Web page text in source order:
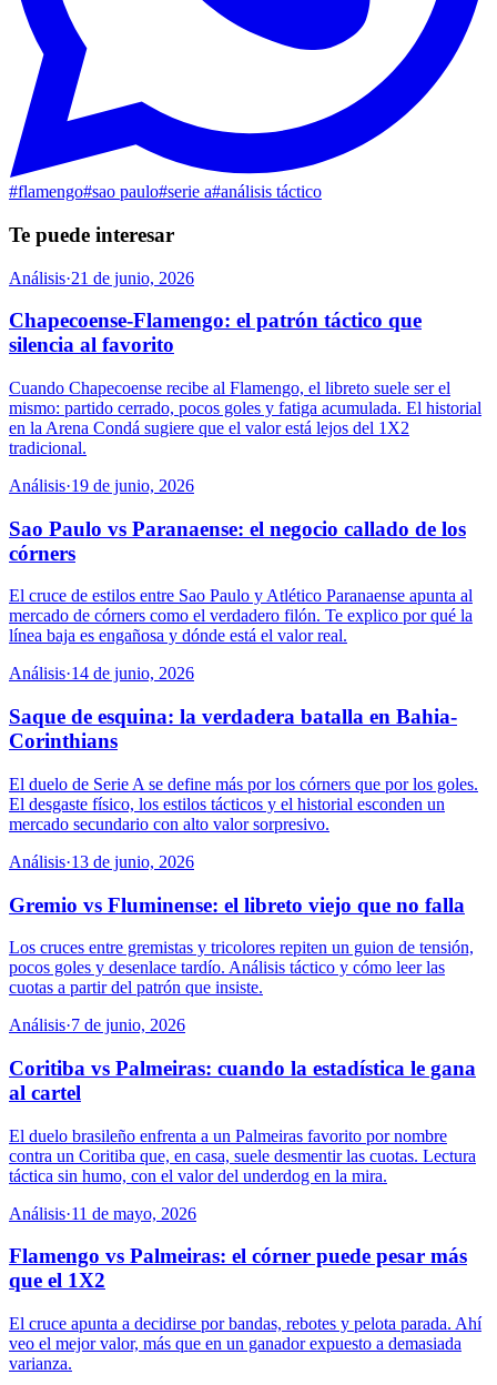
#flamengo#sao paulo#serie a#análisis táctico
Te puede interesar
Análisis·21 de junio, 2026
Chapecoense-Flamengo: el patrón táctico que
silencia al favorito
Cuando Chapecoense recibe al Flamengo, el libreto suele ser el
mismo: partido cerrado, pocos goles y fatiga acumulada. El historial
en la Arena Condá sugiere que el valor está lejos del 1X2
tradicional.
Análisis·19 de junio, 2026
Sao Paulo vs Paranaense: el negocio callado de los
córners
El cruce de estilos entre Sao Paulo y Atlético Paranaense apunta al
mercado de córners como el verdadero filón. Te explico por qué la
línea baja es engañosa y dónde está el valor real.
Análisis·14 de junio, 2026
Saque de esquina: la verdadera batalla en Bahia-
Corinthians
El duelo de Serie A se define más por los córners que por los goles.
El desgaste físico, los estilos tácticos y el historial esconden un
mercado secundario con alto valor sorpresivo.
Análisis·13 de junio, 2026
Gremio vs Fluminense: el libreto viejo que no falla
Los cruces entre gremistas y tricolores repiten un guion de tensión,
pocos goles y desenlace tardío. Análisis táctico y cómo leer las
cuotas a partir del patrón que insiste.
Análisis·7 de junio, 2026
Coritiba vs Palmeiras: cuando la estadística le gana
al cartel
El duelo brasileño enfrenta a un Palmeiras favorito por nombre
contra un Coritiba que, en casa, suele desmentir las cuotas. Lectura
táctica sin humo, con el valor del underdog en la mira.
Análisis·11 de mayo, 2026
Flamengo vs Palmeiras: el córner puede pesar más
que el 1X2
El cruce apunta a decidirse por bandas, rebotes y pelota parada. Ahí
veo el mejor valor, más que en un ganador expuesto a demasiada
varianza.